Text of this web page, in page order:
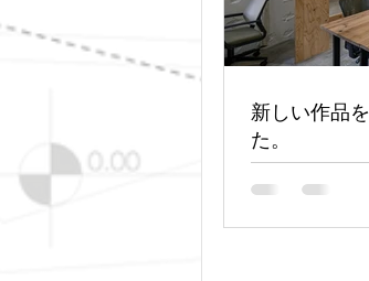
新しい作品
た。